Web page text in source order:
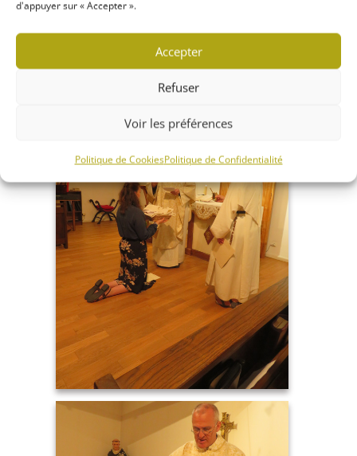
d'appuyer sur « Accepter ».
Accepter
Refuser
Voir les préférences
Politique de CookiesPolitique de Confidentialité
IMG_8144